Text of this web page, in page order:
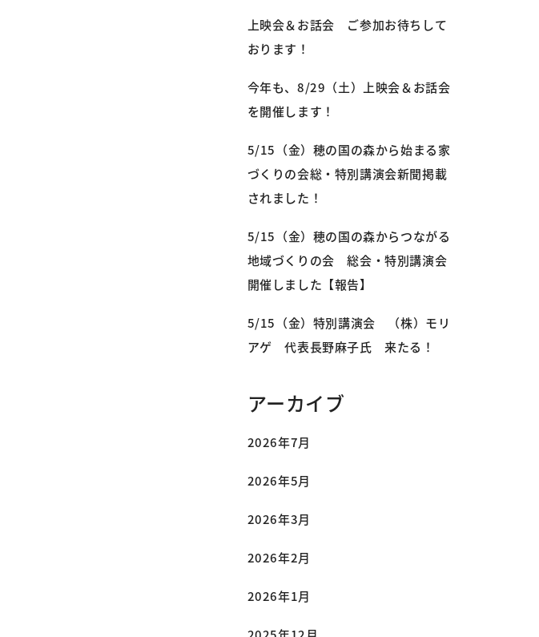
上映会＆お話会 ご参加お待ちして
おります！
今年も、8/29（土）上映会＆お話会
を開催します！
5/15（金）穂の国の森から始まる家
づくりの会総・特別講演会新聞掲載
されました！
5/15（金）穂の国の森からつながる
地域づくりの会 総会・特別講演会
開催しました【報告】
5/15（金）特別講演会 （株）モリ
アゲ 代表長野麻子氏 来たる！
アーカイブ
2026年7月
2026年5月
2026年3月
2026年2月
2026年1月